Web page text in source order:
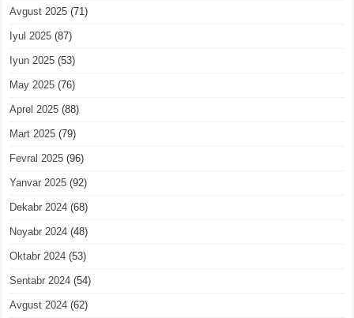
Avgust 2025 (71)
Iyul 2025 (87)
Iyun 2025 (53)
May 2025 (76)
Aprel 2025 (88)
Mart 2025 (79)
Fevral 2025 (96)
Yanvar 2025 (92)
Dekabr 2024 (68)
Noyabr 2024 (48)
Oktabr 2024 (53)
Sentabr 2024 (54)
Avgust 2024 (62)